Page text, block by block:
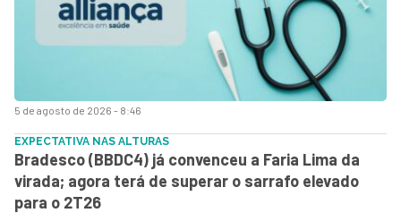
5 de agosto de 2026 - 8:46
EXPECTATIVA NAS ALTURAS
Bradesco (BBDC4) já convenceu a Faria Lima da
virada; agora terá de superar o sarrafo elevado
para o 2T26